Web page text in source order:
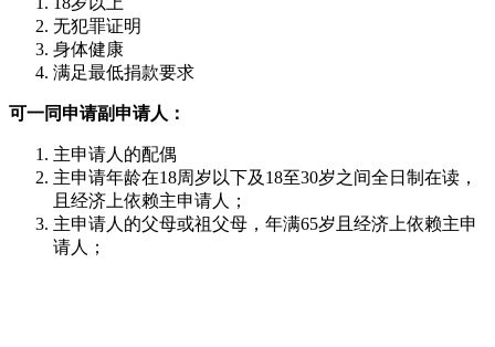
无犯罪证明
身体健康
满足最低捐款要求
可一同申请副申请人：
主申请人的配偶
主申请年龄在18周岁以下及18至30岁之间全日制在读，
且经济上依赖主申请人；
主申请人的父母或祖父母，年满65岁且经济上依赖主申
请人；